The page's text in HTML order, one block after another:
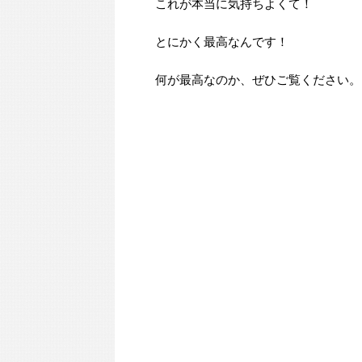
これが本当に気持ちよくて！
とにかく最高なんです！
何が最高なのか、ぜひご覧ください。